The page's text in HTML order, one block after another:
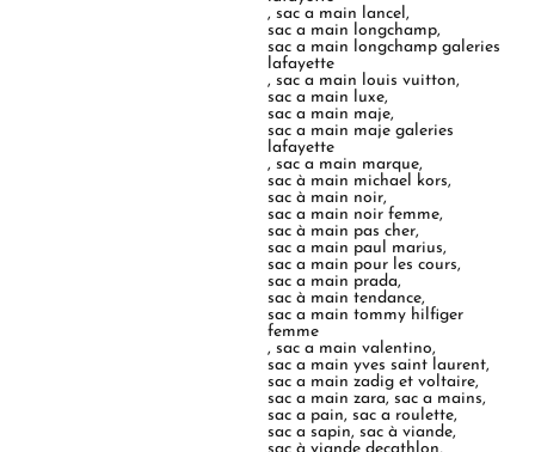
,sac a main lancel,
sac a main longchamp,
sac a main longchamp galeries
lafayette
,sac a main louis vuitton,
sac a main luxe,
sac a main maje,
sac a main maje galeries
lafayette
,sac a main marque,
sac à main michael kors,
sac à main noir,
sac a main noir femme,
sac à main pas cher,
sac a main paul marius,
sac a main pour les cours,
sac a main prada,
sac à main tendance,
sac a main tommy hilfiger
femme
,sac a main valentino,
sac a main yves saint laurent,
sac a main zadig et voltaire,
sac a main zara,sac a mains,
sac a pain,sac a roulette,
sac a sapin,sac à viande,